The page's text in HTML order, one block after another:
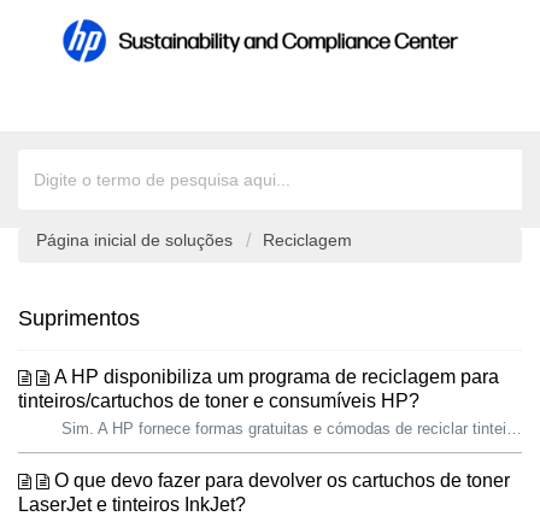
Página inicial de soluções Reciclagem
Suprimentos
A HP disponibiliza um programa de reciclagem para
tinteiros/cartuchos de toner e consumíveis HP?
Sim. A HP fornece formas gratuitas e cómodas de reciclar tinteiros e cartuchos de toner HP Originais usados e cartuchos de toner Samsung em 67 países e terr...
O que devo fazer para devolver os cartuchos de toner
LaserJet e tinteiros InkJet?